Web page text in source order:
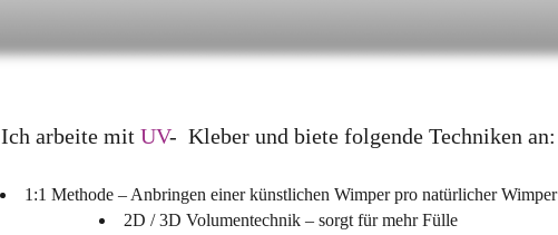
Ich arbeite mit UV- Kleber und biete folgende Techniken an:
1:1 Methode – Anbringen einer künstlichen Wimper pro natürlicher Wimper
2D / 3D Volumentechnik – sorgt für mehr Fülle